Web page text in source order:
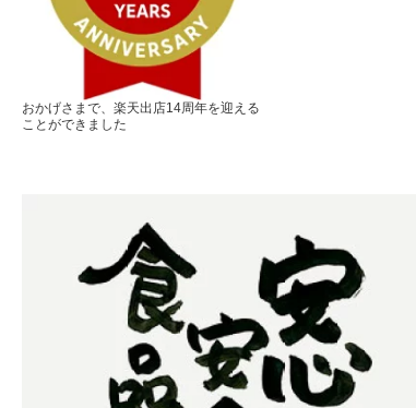
おかげさまで、楽天出店14周年を迎える
ことができました